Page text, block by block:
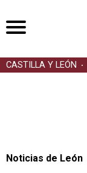
CASTILLA Y LEÓN
Noticias de León